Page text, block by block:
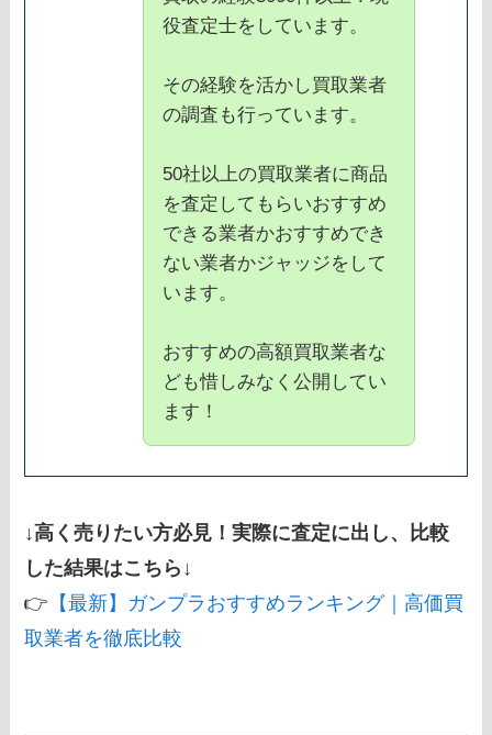
役査定士をしています。
その経験を活かし買取業者
の調査も行っています。
50社以上の買取業者に商品
を査定してもらいおすすめ
できる業者かおすすめでき
ない業者かジャッジをして
います。
おすすめの高額買取業者な
ども惜しみなく公開してい
ます！
↓高く売りたい方必見！実際に査定に出し、比較
した結果はこちら↓
👉 【最新】ガンプラおすすめランキング｜高価買
取業者を徹底比較